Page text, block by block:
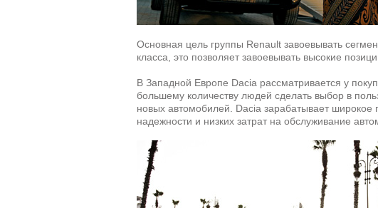
Основная цель группы Renault завоевывать
класса, это позволяет завоевывать высокие
В Западной Европе Dacia рассматривается у
большему количеству людей сделать выбор в
новых автомобилей. Dacia зарабатывает широкое
надежности и низких затрат на обслуживание